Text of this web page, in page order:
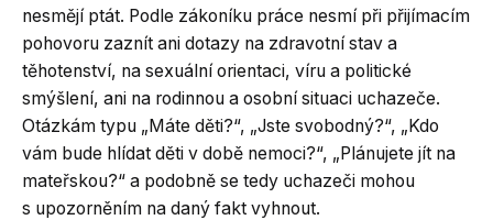
nesmějí ptát. Podle zákoníku práce nesmí při přijímacím
pohovoru zaznít ani dotazy na zdravotní stav a
těhotenství, na sexuální orientaci, víru a politické
smýšlení, ani na rodinnou a osobní situaci uchazeče.
Otázkám typu „Máte děti?“, „Jste svobodný?“, „Kdo
vám bude hlídat děti v době nemoci?“, „Plánujete jít na
mateřskou?“ a podobně se tedy uchazeči mohou
s upozorněním na daný fakt vyhnout.